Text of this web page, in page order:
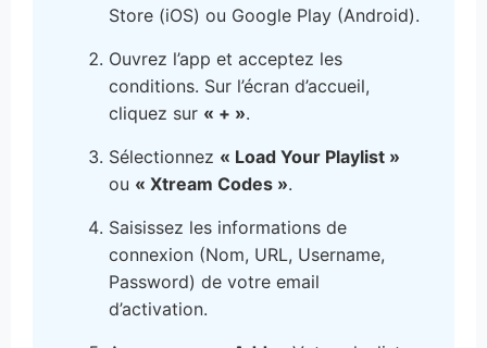
Store (iOS) ou Google Play (Android).
Ouvrez l’app et acceptez les
conditions. Sur l’écran d’accueil,
cliquez sur « + ».
Sélectionnez « Load Your Playlist »
ou « Xtream Codes ».
Saisissez les informations de
connexion (Nom, URL, Username,
Password) de votre email
d’activation.